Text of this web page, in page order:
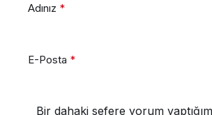
Adınız *
E-Posta *
Bir dahaki sefere yorum